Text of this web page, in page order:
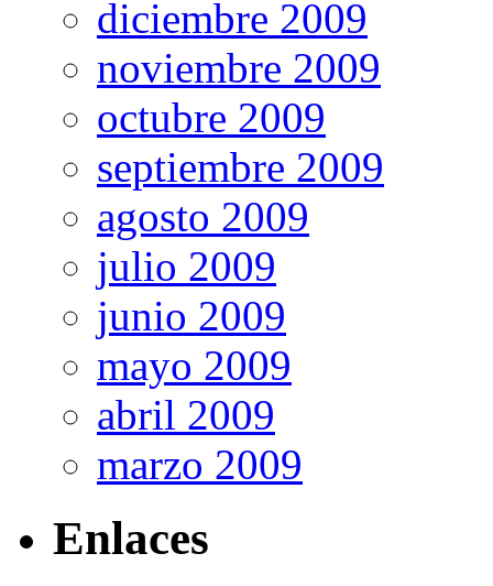
diciembre 2009
noviembre 2009
octubre 2009
septiembre 2009
agosto 2009
julio 2009
junio 2009
mayo 2009
abril 2009
marzo 2009
Enlaces